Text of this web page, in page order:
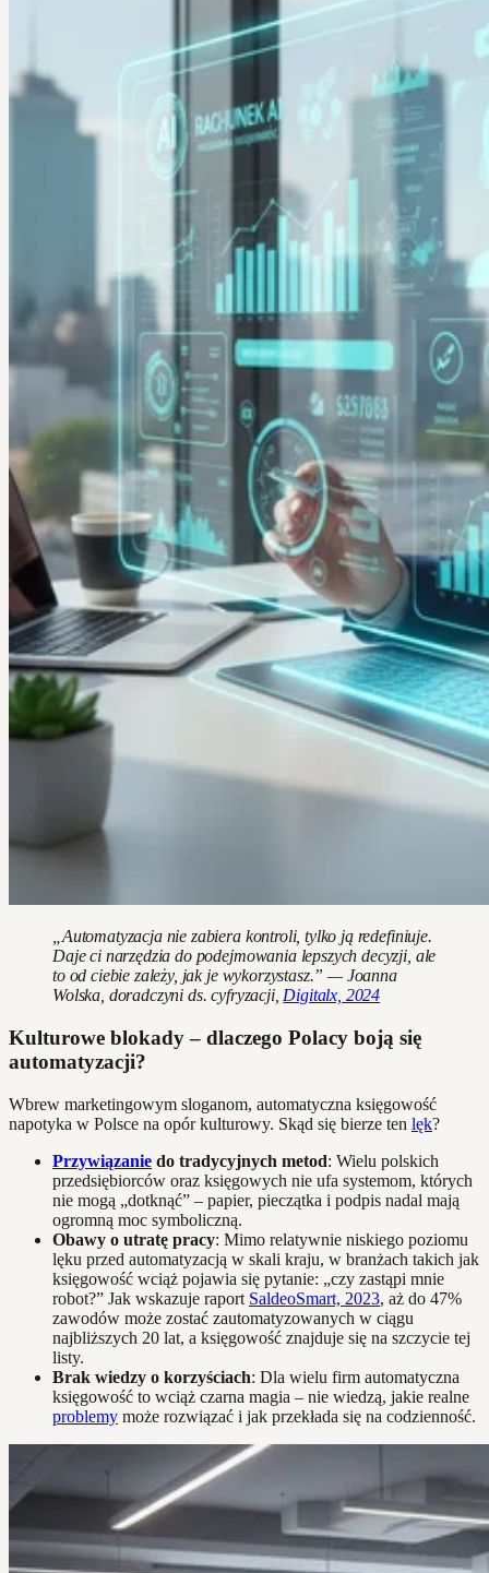
„Automatyzacja nie zabiera kontroli, tylko ją redefiniuje.
Daje ci narzędzia do podejmowania lepszych decyzji, ale
to od ciebie zależy, jak je wykorzystasz.” — Joanna
Wolska, doradczyni ds. cyfryzacji, Digitalx, 2024
Kulturowe blokady – dlaczego Polacy boją się
automatyzacji?
Wbrew marketingowym sloganom, automatyczna księgowość
napotyka w Polsce na opór kulturowy. Skąd się bierze ten lęk?
Przywiązanie do tradycyjnych metod: Wielu polskich
przedsiębiorców oraz księgowych nie ufa systemom, których
nie mogą „dotknąć” – papier, pieczątka i podpis nadal mają
ogromną moc symboliczną.
Obawy o utratę pracy: Mimo relatywnie niskiego poziomu
lęku przed automatyzacją w skali kraju, w branżach takich jak
księgowość wciąż pojawia się pytanie: „czy zastąpi mnie
robot?” Jak wskazuje raport SaldeoSmart, 2023, aż do 47%
zawodów może zostać zautomatyzowanych w ciągu
najbliższych 20 lat, a księgowość znajduje się na szczycie tej
listy.
Brak wiedzy o korzyściach: Dla wielu firm automatyczna
księgowość to wciąż czarna magia – nie wiedzą, jakie realne
problemy może rozwiązać i jak przekłada się na codzienność.